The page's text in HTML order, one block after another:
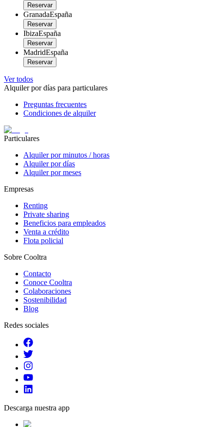
Reservar
GranadaEspaña
Reservar
IbizaEspaña
Reservar
MadridEspaña
Reservar
Ver todos
Alquiler por días para particulares
Preguntas frecuentes
Condiciones de alquiler
Particulares
Alquiler por minutos / horas
Alquiler por días
Alquiler por meses
Empresas
Renting
Private sharing
Beneficios para empleados
Venta a crédito
Flota policial
Sobre Cooltra
Contacto
Conoce Cooltra
Colaboraciones
Sostenibilidad
Blog
Redes sociales
Descarga nuestra app